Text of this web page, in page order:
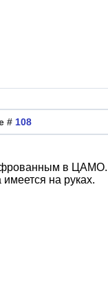
# 108
в ЦАМО.
на руках.